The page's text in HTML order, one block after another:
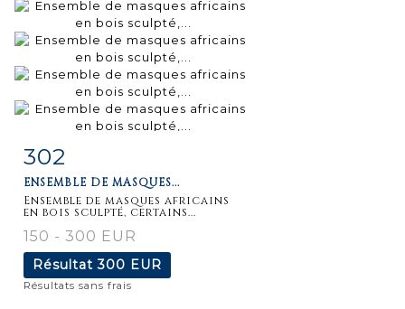
Fiche
détaillée
302
ENSEMBLE DE MASQUES...
Ensemble de masques africains
en bois sculpté, certains...
150 - 300 EUR
Résultat300 EUR
Résultats sans frais